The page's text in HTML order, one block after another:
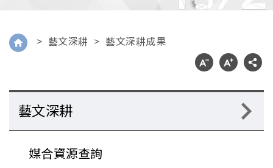
> 藝文深耕 > 藝文深耕成果
藝文深耕
媒合資源查詢